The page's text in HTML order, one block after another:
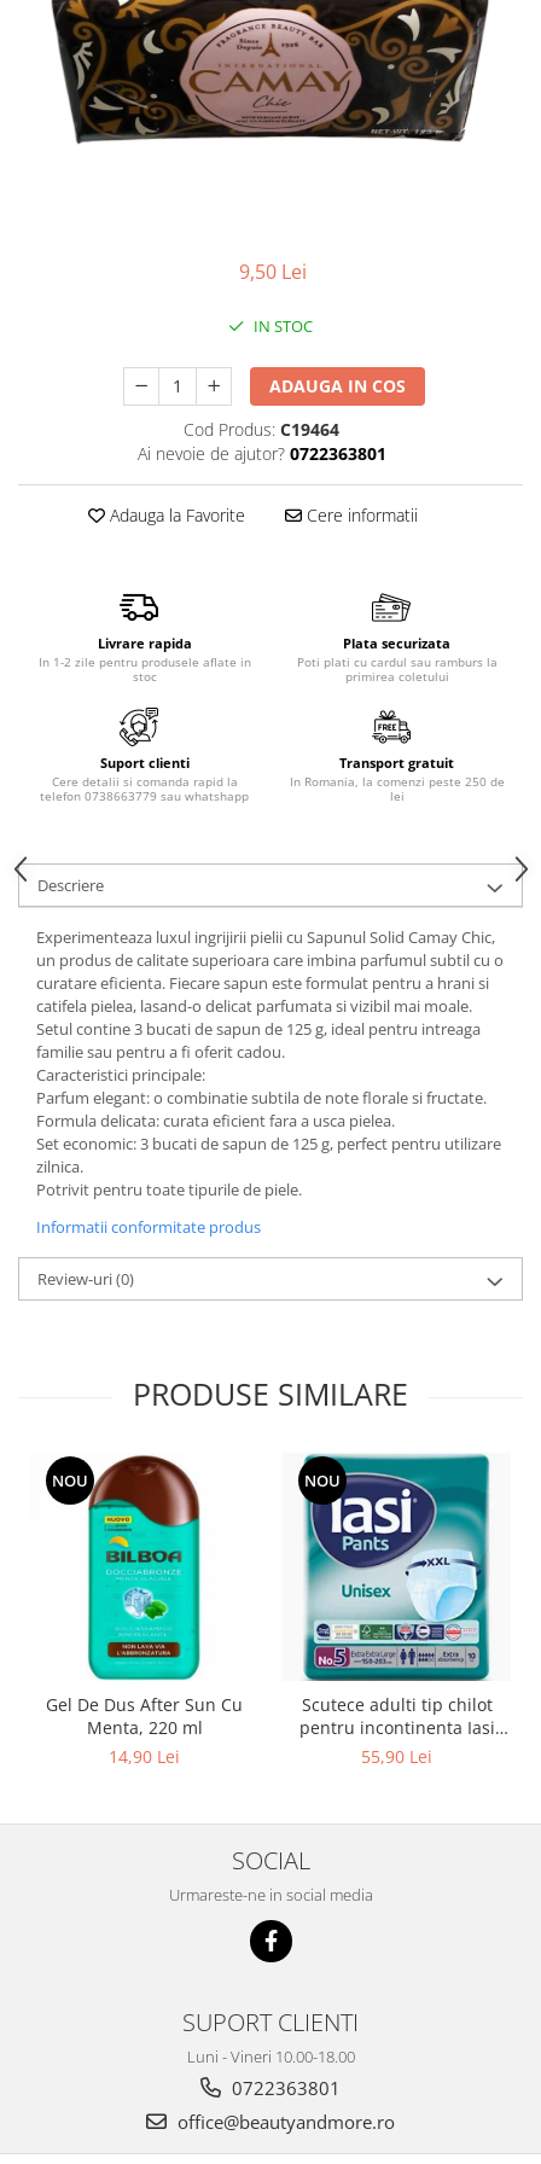
Balsam de par
Ceara de par si gel
Accesorii par
Cosmetice profesionale
Sampon de par
Geluri de dus
Deodorante si antiperspirante
Lotiuni si creme de corp
Sapunuri
Spuma si saruri de baie
Servetele umede
Bureti de baie
Accesorii ingrijire corp
Creion si tus ochi
Aplicatoare si pensule machiaj
Accesorii machiaj
Igiena dentara
Periute de dinti
Pasta de dinti
Apa de gura
Ata dentara
Adeziv dentar si ingrijire proteza
Igiena intima
Tampoane si absorbante
Geluri si deodorante igiena intima
Produse manichiura & pedichiura
Oja si lac de unghii
Accesorii manichiura & pedichiura
9,50 Lei
IN STOC
ADAUGA IN COS
Cod Produs: C19464
Ai nevoie de ajutor? 0722363801
Adauga la Favorite Cere informatii
Livrare rapida
In 1-2 zile pentru produsele aflate in
stoc
Plata securizata
Poti plati cu cardul sau ramburs la
primirea coletului
Suport clienti
Cere detalii si comanda rapid la
telefon 0738663779 sau whatshapp
Transport gratuit
In Romania, la comenzi peste 250 de
lei
Descriere
Experimenteaza luxul ingrijirii pielii cu Sapunul Solid Camay Chic,
un produs de calitate superioara care imbina parfumul subtil cu o
curatare eficienta. Fiecare sapun este formulat pentru a hrani si
catifela pielea, lasand-o delicat parfumata si vizibil mai moale.
Setul contine 3 bucati de sapun de 125 g, ideal pentru intreaga
familie sau pentru a fi oferit cadou.
Caracteristici principale:
Parfum elegant: o combinatie subtila de note florale si fructate.
Formula delicata: curata eficient fara a usca pielea.
Set economic: 3 bucati de sapun de 125 g, perfect pentru utilizare
zilnica.
Potrivit pentru toate tipurile de piele.
Informatii conformitate produs
Review-uri(0)
PRODUSE SIMILARE
NOU
Gel De Dus After Sun Cu
Menta, 220 ml
14,90 Lei
NOU
Scutece adulti tip chilot
pentru incontinenta Iasi
Pants Unisex, Marime XXL,
55,90 Lei
SOCIAL
Urmareste-ne in social media
SUPORT CLIENTI
Luni - Vineri 10.00-18.00
0722363801
office@beautyandmore.ro